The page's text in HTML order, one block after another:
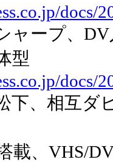
docs/
ャープ、
型
docs/
下、相互
載、VHS/